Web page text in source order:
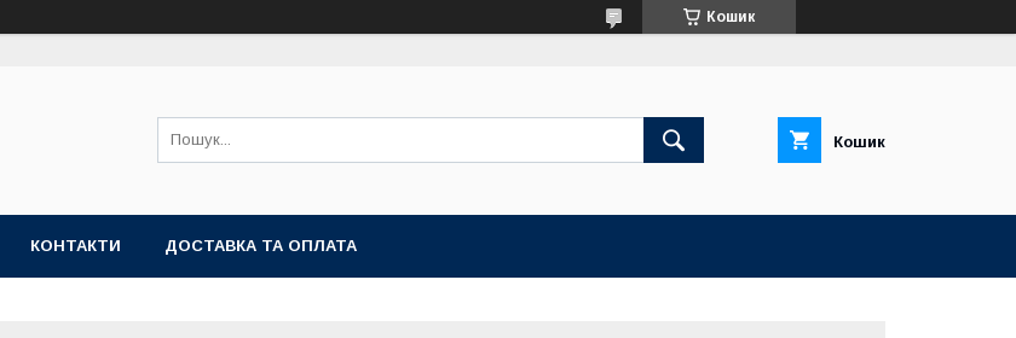
Кошик
Кошик
КОНТАКТИ ДОСТАВКА ТА ОПЛАТА